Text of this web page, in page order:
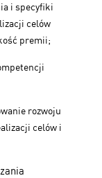
i specyfiki
celów
premii;
rozwoju
celów i